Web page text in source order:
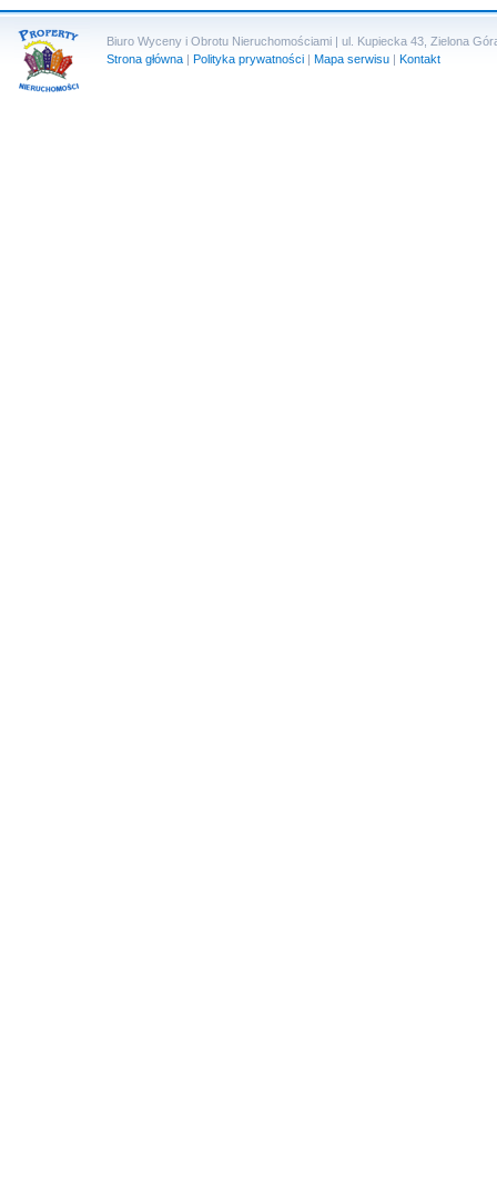
Biuro Wyceny i Obrotu Nieruchomościami | ul. Kupiecka 43, Zielona
Strona główna| Polityka prywatności| Mapa serwisu| Kontakt